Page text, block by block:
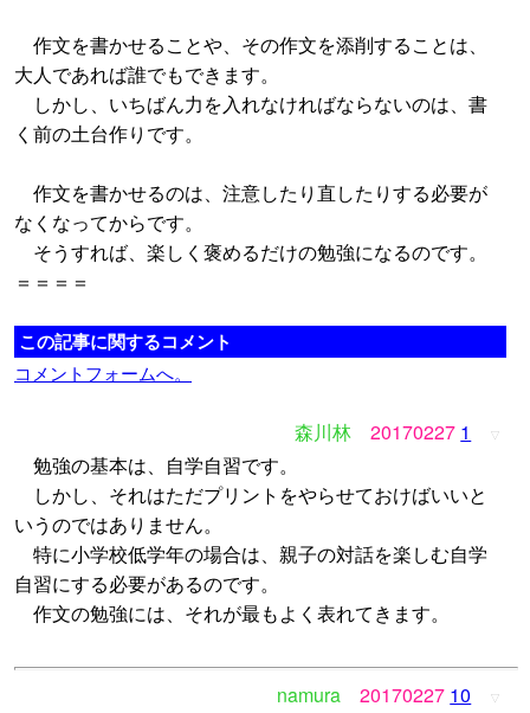
作文を書かせることや、その作文を添削することは、
大人であれば誰でもできます。
しかし、いちばん力を入れなければならないのは、書
く前の土台作りです。
作文を書かせるのは、注意したり直したりする必要が
なくなってからです。
そうすれば、楽しく褒めるだけの勉強になるのです。
＝＝＝＝
この記事に関するコメント
コメントフォームへ。
森川林 20170227 1 ▽
勉強の基本は、自学自習です。
しかし、それはただプリントをやらせておけばいいと
いうのではありません。
特に小学校低学年の場合は、親子の対話を楽しむ自学
自習にする必要があるのです。
作文の勉強には、それが最もよく表れてきます。
namura 20170227 10 ▽